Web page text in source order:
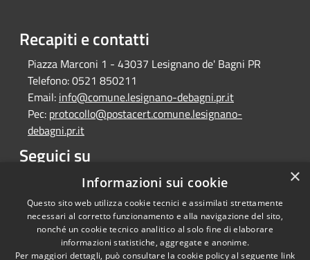
Recapiti e contatti
Piazza Marconi 1 - 43037 Lesignano de' Bagni PR
Telefono:0521 850211
Email: info@comune.lesignano-debagni.pr.it
Pec: protocollo@postacert.comune.lesignano-
debagni.pr.it
Seguici su
Facebook
Copyright © 2026 • Comune di
×
Informazioni sui cookie
Questo sito web utilizza cookie tecnici e assimilati strettamente
necessari al corretto funzionamento e alla navigazione del sito,
nonché un cookie tecnico analitico al solo fine di elaborare
informazioni statistiche, aggregate e anonime.
Per maggiori dettagli, può consultare la cookie policy al seguente link